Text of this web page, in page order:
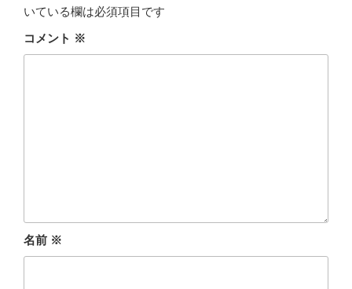
b
o
t
いている欄は必須項目です
コメント ※
名前 ※